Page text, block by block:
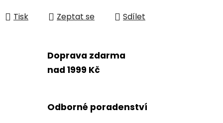
Tisk Zeptat se Sdílet
Doprava zdarma
nad 1999 Kč
Odborné poradenství